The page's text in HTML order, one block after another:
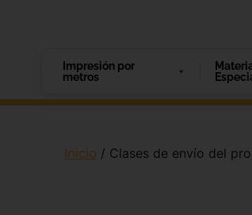
Impresión por
metros
Inicio / Clases de envío del